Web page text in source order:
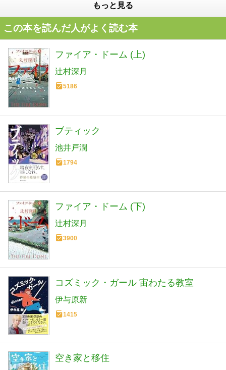
もっと見る
この本を読んだ人がよく読む本
ファイア・ドーム (上)
辻村深月
5186
ブティック
池井戸潤
1794
ファイア・ドーム (下)
辻村深月
3900
コズミック・ガール 宙わたる教室
伊与原新
1415
空き家と移住